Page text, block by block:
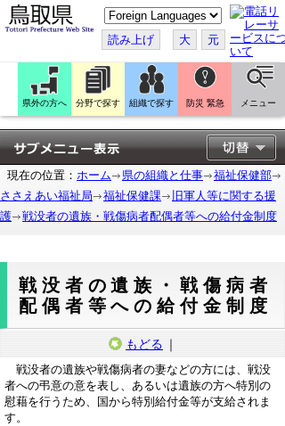
こ
の
ペ
ー
ジ
翻
訳
す
る
読み上げ 大 元
県外の方へ 分野で探す 組織で探す 防災 緊急 メニュー
現在の位置： ホーム 県の組織と仕事
福祉保健部
ささえあい福祉局
福祉保健課
旧軍人等に関する援
護
戦没者の遺族・戦傷病者配偶者等への給付金制度
戦没者の遺族・戦傷病者
配偶者等への給付金制度
もどる ｜
戦没者の遺族や戦傷病者の妻などの方には、戦没
者への弔意の意を表し、あるいは遺族の方へ特別の
慰藉を行うため、国から特別給付金等が支給されま
す。